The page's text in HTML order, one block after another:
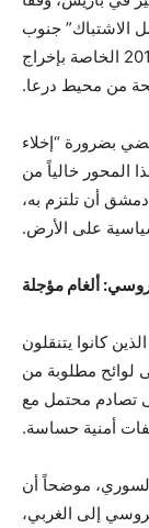
الاشتباك” جنوب
سوريا، الذي يعود إلى ما بعد اتفاقيات عام 2018 الخاصة بإخراج
من محيط درعا.
بضرورة “إخلاء
المحور خالياً من
أن تلتزم به،
على الأرض.
ألغام مؤجلة
كانوا يتنقلون
لوائح مطلوبة من
تصادم محتمل مع
أمنية حساسة.
موضحاً أن
إلى الغربي،